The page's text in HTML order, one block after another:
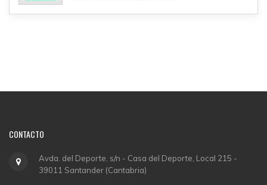
CONTACTO
Avda. del Deporte, s/n - Casa del Deporte, Local 215 -
39011 Santander (Cantabria)